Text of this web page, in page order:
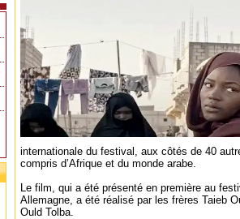
internationale du festival, aux côtés de 40
compris d’Afrique et du monde arabe.
Le film, qui a été présenté en première au
Allemagne, a été réalisé par les frères Taieb
Ould Tolba.